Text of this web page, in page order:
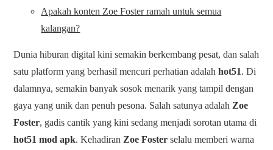
Apakah konten Zoe Foster ramah untuk semua
kalangan?
Dunia hiburan digital kini semakin berkembang pesat, dan salah
satu platform yang berhasil mencuri perhatian adalahhot51. Di
dalamnya, semakin banyak sosok menarik yang tampil dengan
gaya yang unik dan penuh pesona. Salah satunya adalah Zoe
Foster, gadis cantik yang kini sedang menjadi sorotan utama di
hot51 mod apk. Kehadiran Zoe Foster selalu memberi warna